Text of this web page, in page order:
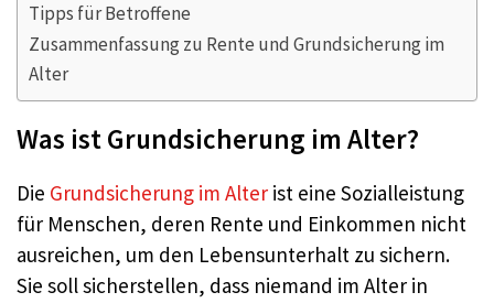
Tipps für Betroffene
Zusammenfassung zu Rente und Grundsicherung im
Alter
Was ist Grundsicherung im Alter?
Die Grundsicherung im Alter ist eine Sozialleistung
für Menschen, deren Rente und Einkommen nicht
ausreichen, um den Lebensunterhalt zu sichern.
Sie soll sicherstellen, dass niemand im Alter in